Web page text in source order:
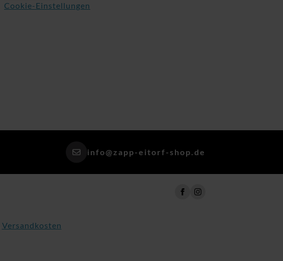
Cookie-Einstellungen
info@zapp-eitorf-shop.de
Versandkosten